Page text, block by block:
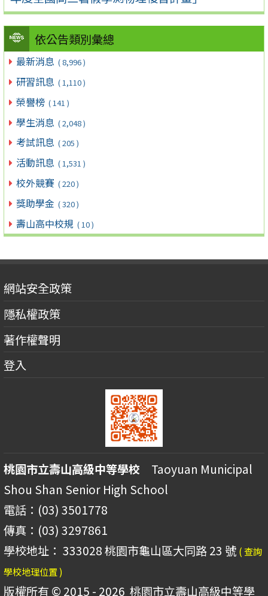
依公告類別彙總
最新消息 ( 8,996 )
研習訊息 ( 1,110 )
榮譽榜 ( 141 )
學生消息 ( 2,048 )
考試訊息 ( 205 )
活動訊息 ( 1,531 )
校外競賽 ( 220 )
獎助學金 ( 320 )
壽山高中校規 ( 10 )
網站安全政策
隱私權政策
著作權聲明
登入
桃園市立壽山高級中等學校 Taoyuan Municipal
Shou Shan Senior High School
電話：(03) 3501778
傳真：(03) 3297861
學校地址： 333028 桃園市龜山區大同路 23 號 ( 查詢
學校地理位置 )
版權所有 © 2015 - 2026 桃園市立壽山高級中等學